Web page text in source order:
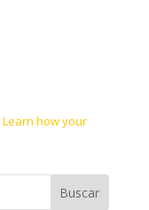
Learn how your